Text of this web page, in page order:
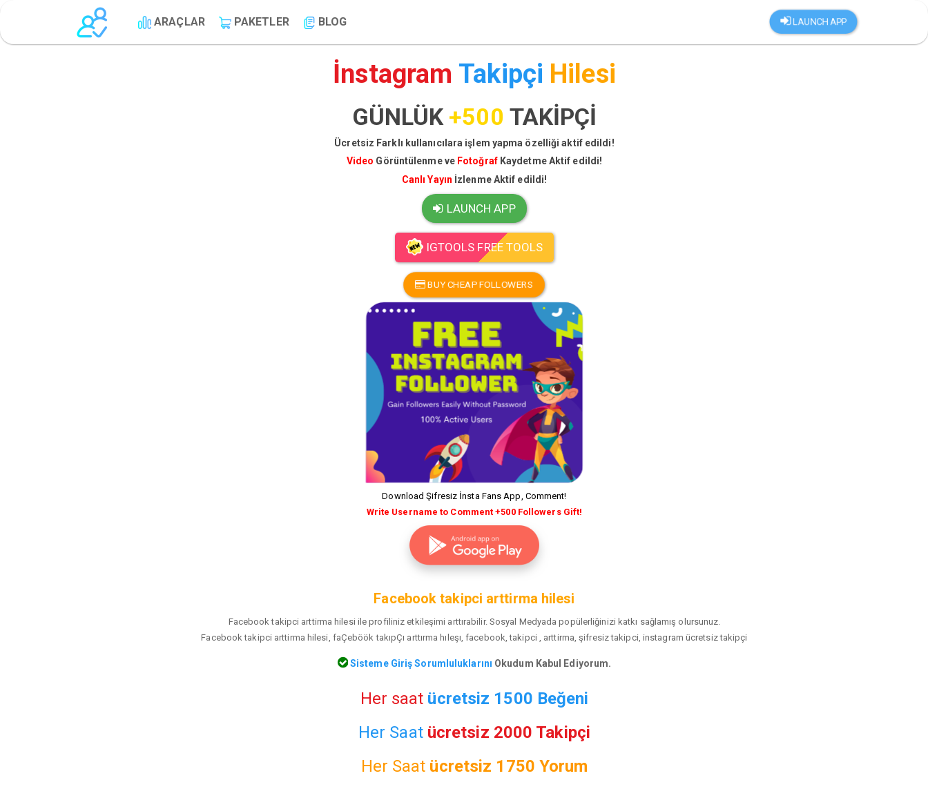
LAUNCH APP
ARAÇLAR PAKETLER BLOG
İnstagram Takipçi Hilesi
GÜNLÜK +500 TAKİPÇİ
Ücretsiz Farklı kullanıcılara işlem yapma özelliği aktif edildi!
Video Görüntülenme ve Fotoğraf Kaydetme Aktif edildi!
Canlı Yayın İzlenme Aktif edildi!
LAUNCH APP
IGTOOLS FREE TOOLS
BUY CHEAP FOLLOWERS
Download Şifresiz İnsta Fans App, Comment!
Write Username to Comment +500 Followers Gift!
Facebook takipci arttirma hilesi
Facebook takipci arttirma hilesi ile profiliniz etkileşimi arttırabilir. Sosyal Medyada popülerliğinizi katkı sağlamış olursunuz.
Facebook takipci arttirma hilesi, faÇeböök takıpÇı arttırma hıleşı, facebook, takipci , arttirma, şifresiz takipci, instagram ücretsiz takipçi
Sisteme Giriş Sorumluluklarını Okudum Kabul Ediyorum.
Her saat ücretsiz 1500 Beğeni
Her Saat ücretsiz 2000 Takipçi
Her Saat ücretsiz 1750 Yorum